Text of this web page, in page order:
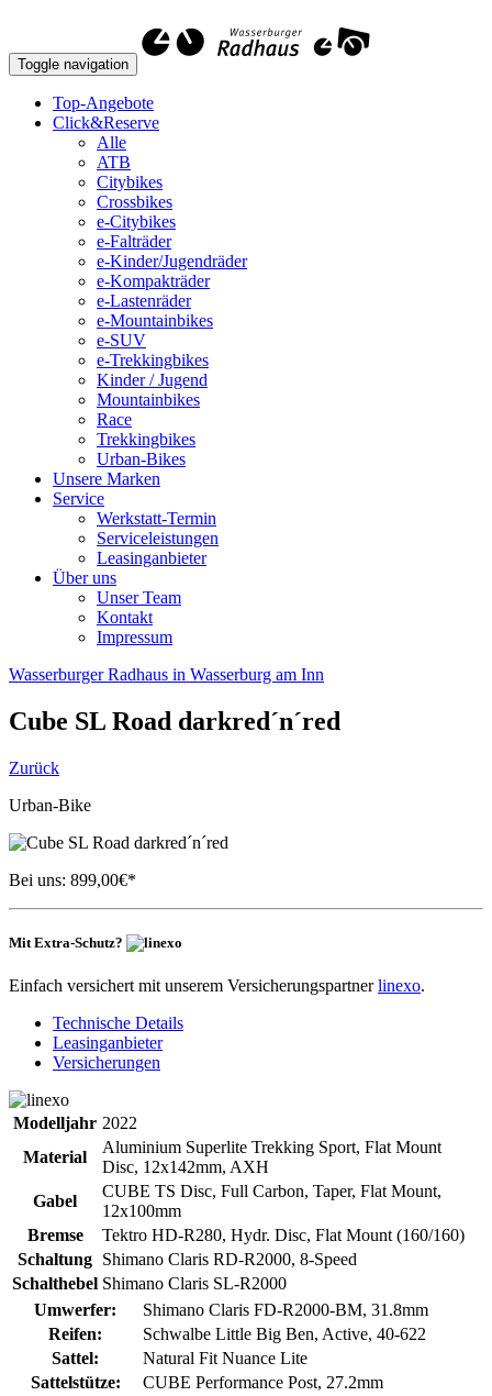
Toggle navigation
Top-Angebote
Click&Reserve
Alle
ATB
Citybikes
Crossbikes
e-Citybikes
e-Falträder
e-Kinder/Jugendräder
e-Kompakträder
e-Lastenräder
e-Mountainbikes
e-SUV
e-Trekkingbikes
Kinder / Jugend
Mountainbikes
Race
Trekkingbikes
Urban-Bikes
Unsere Marken
Service
Werkstatt-Termin
Serviceleistungen
Leasinganbieter
Über uns
Unser Team
Kontakt
Impressum
Wasserburger Radhaus in Wasserburg am Inn
Cube SL Road darkred´n´red
Zurück
Urban-Bike
Bei uns: 899,00€*
Mit Extra-Schutz?
Einfach versichert mit unserem Versicherungspartnerlinexo.
Technische Details
Leasinganbieter
Versicherungen
Modelljahr 2022
Material
Aluminium Superlite Trekking Sport, Flat Mount
Disc, 12x142mm, AXH
Gabel
CUBE TS Disc, Full Carbon, Taper, Flat Mount,
12x100mm
Bremse
Tektro HD-R280, Hydr. Disc, Flat Mount (160/160)
Schaltung Shimano Claris RD-R2000, 8-Speed
Schalthebel Shimano Claris SL-R2000
Umwerfer:
Shimano Claris FD-R2000-BM, 31.8mm
Reifen:
Schwalbe Little Big Ben, Active, 40-622
Sattel:
Natural Fit Nuance Lite
Sattelstütze:
CUBE Performance Post, 27.2mm